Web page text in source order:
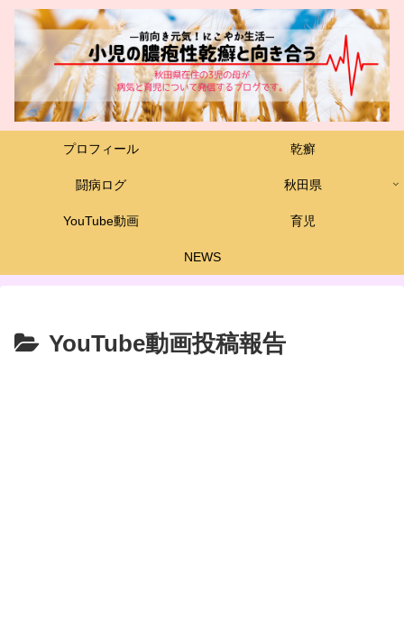
プロフィール 乾癬
闘病ログ 秋田県
YouTube動画 育児
NEWS
YouTube動画投稿報告